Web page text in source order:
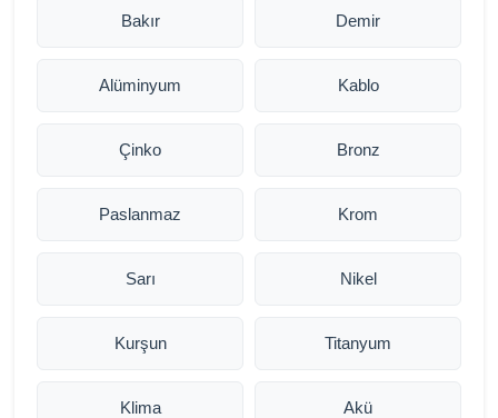
Bakır Demir
Alüminyum Kablo
Çinko Bronz
Paslanmaz Krom
Sarı Nikel
Kurşun Titanyum
Klima Akü